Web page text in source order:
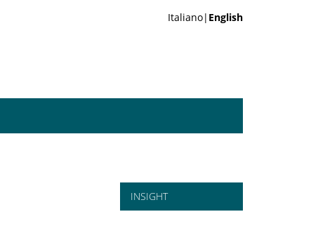
Italiano| English
INSIGHT